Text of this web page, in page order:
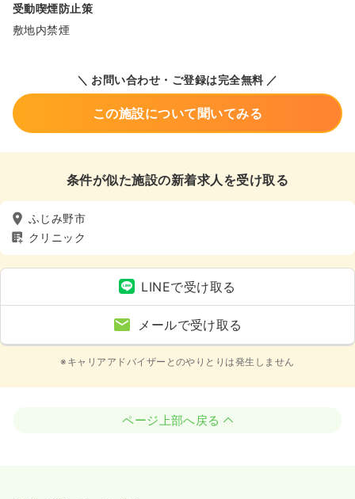
受動喫煙防止策
敷地内禁煙
＼ お問い合わせ・ご登録は完全無料 ／
この施設について聞いてみる
条件が似た施設の新着求人を受け取る
ふじみ野市
クリニック
LINEで受け取る
メールで受け取る
※キャリアアドバイザーとのやりとりは発生しません
ページ上部へ戻る